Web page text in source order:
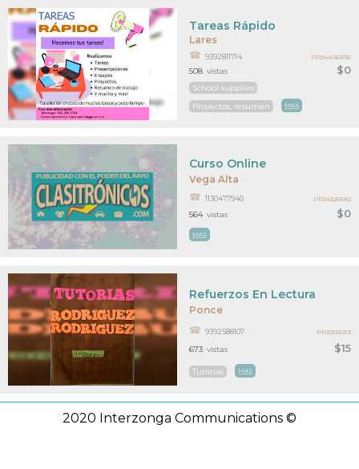
Lares
$0
Tareas Rápido
9392811714
School supplies
Proyectos, resumen
MAS
508 vistas
PR34406836
Vega Alta
$0
Curso Online
1130477940
MAS
564 vistas
PR34326582
Ponce
$15
Refuerzos En Lectura
9392588107
Tutorías MAS
673 vistas
PR33516313
2020 Interzonga Communications ©